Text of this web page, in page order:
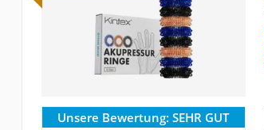
Unsere Bewertung: SEHR GUT